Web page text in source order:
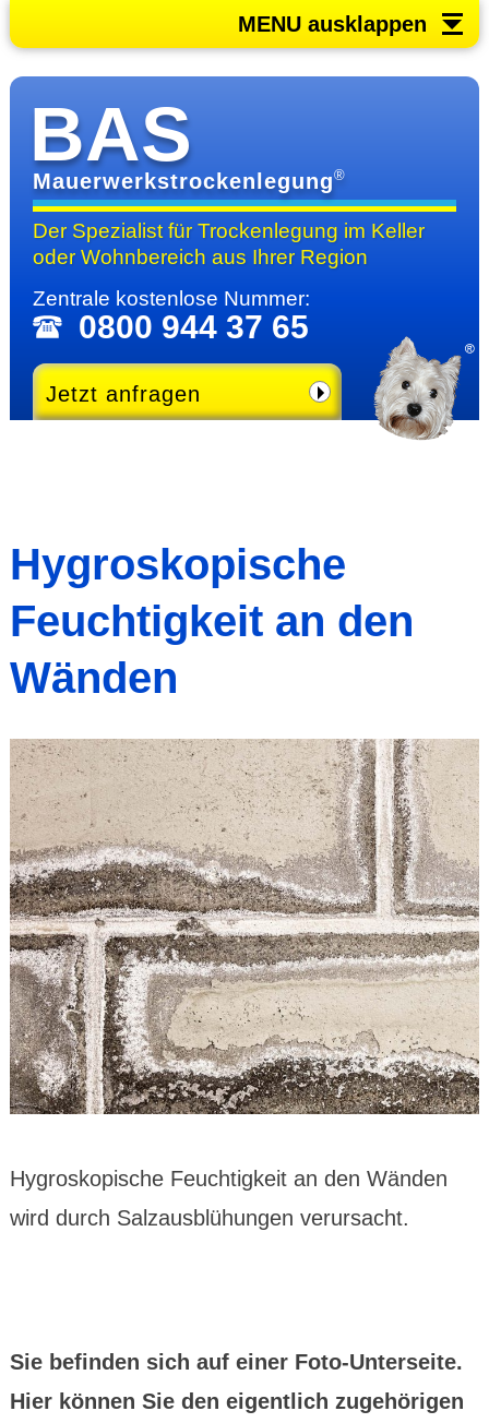
MENU ausklappen
BAS
Mauerwerkstrockenlegung®
Der Spezialist für Trocken­legung im Keller
oder Wohn­bereichaus Ihrer Region
Zentrale kosten­lose Nummer:
0800 944 37 65
Jetzt anfragen
Hygroskopische
Feuchtigkeit an den
Wänden
Hygroskopische Feuchtigkeit an den Wänden
wird durch Salzausblühungen verursacht.
Sie befinden sich auf einer Foto-Unterseite.
Hier können Sie den eigentlich zugehörigen